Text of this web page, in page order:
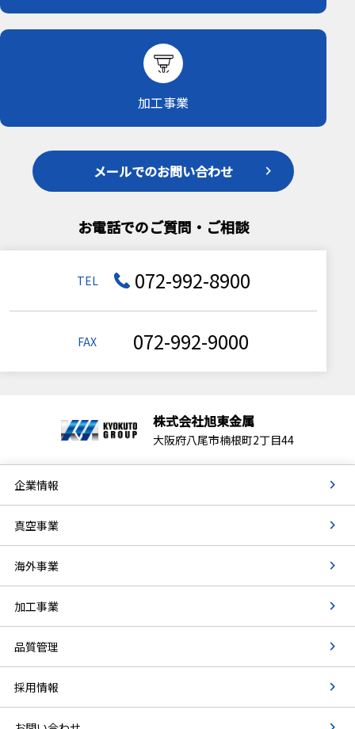
加工事業
メールでのお問い合わせ
お電話でのご質問・ご相談
TEL 072-992-8900
FAX 072-992-9000
株式会社旭東金属
大阪府八尾市楠根町2丁目44
企業情報
真空事業
海外事業
加工事業
品質管理
採用情報